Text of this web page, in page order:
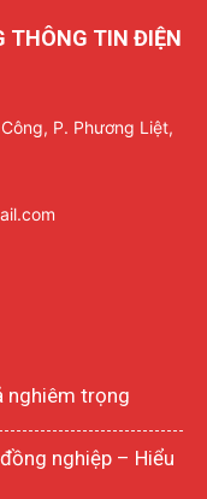
THÔNG TIN ĐIỆN
P. Phương Liệt,
nghiêm trọng
nghiệp – Hiểu